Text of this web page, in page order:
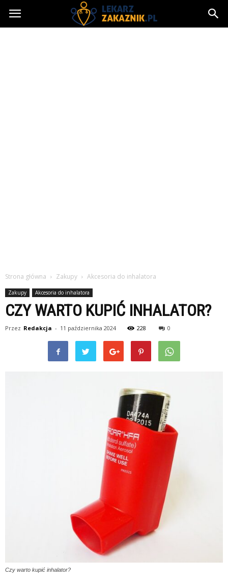
Lekarzzakaznik.pl
Strona główna Zakupy Akcesoria do inhalatora
Zakupy Akcesoria do inhalatora
CZY WARTO KUPIĆ INHALATOR?
Przez Redakcja - 11 października 2024 228 0
Czy warto kupić inhalator?